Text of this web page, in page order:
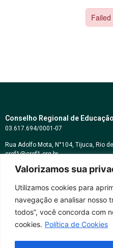
Valorizamos sua
Utilizamos cookies para
navegação e analisar nosso
todos”, você concorda com
cookies. Política de Cookies
Conselho Regional de
03.617.694/0001-07
Rua Adolfo Mota, N°104, Tijuca, Rio
cref1@cref1.org.br
Assessoria de comunicação:
Horários de atendimento:
Whatsapp: (21) 2569-2398